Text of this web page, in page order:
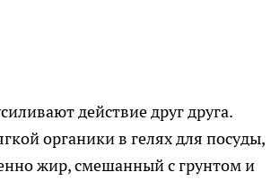
действие друг друга.
органики в гелях для посуды,
жир, смешанный с грунтом и